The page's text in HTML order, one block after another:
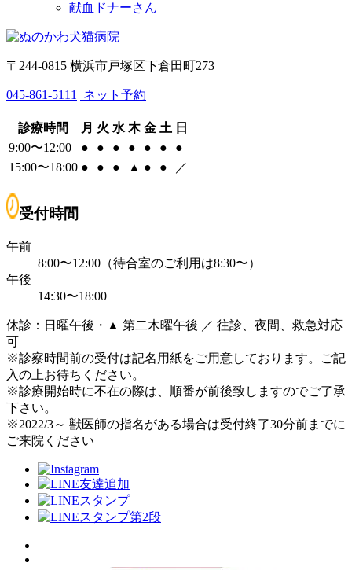
献血ドナーさん
〒244-0815 横浜市戸塚区下倉田町273
045-861-5111 ネット予約
診療時間 月 火 水 木 金 土 日
9:00〜12:00
● ● ● ● ● ●
●
15:00〜18:00 ● ● ● ▲ ● ● ／
受付時間
午前
8:00〜12:00（待合室のご利用は8:30〜）
午後
14:30〜18:00
休診：日曜午後・▲ 第二木曜午後 ／ 往診、夜間、救急対応
可
※診察時間前の受付は記名用紙をご用意しております。ご記
入の上お待ちください。
※診療開始時に不在の際は、順番が前後致しますのでご了承
下さい。
※2022/3～ 獣医師の指名がある場合は受付終了30分前までに
ご来院ください